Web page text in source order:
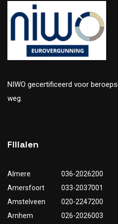
NIWO gecertificeerd voor
weg.
Filialen
Almere
036-2026200
Amersfoort
033-2037001
Amstelveen
020-2247200
Arnhem
026-2026003